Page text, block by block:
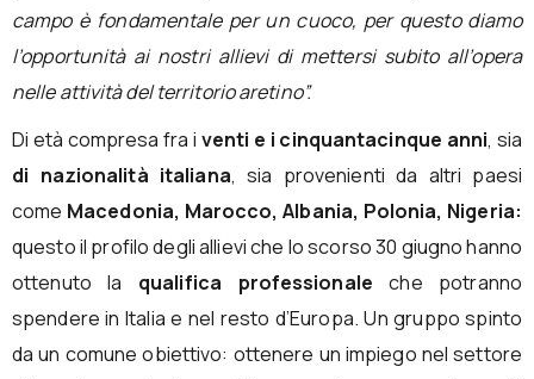
campo è fondamentale per un cuoco, per questo diamo
l’opportunità ai nostri allievi di mettersi subito all’opera
nelle attività del territorio aretino”.
Di età compresa fra i venti e i cinquantacinque anni, sia
di nazionalità italiana, sia provenienti da altri paesi
come Macedonia, Marocco, Albania, Polonia, Nigeria:
questo il profilo degli allievi che lo scorso 30 giugno hanno
ottenuto la qualifica professionale che potranno
spendere in Italia e nel resto d’Europa. Un gruppo spinto
da un comune obiettivo: ottenere un impiego nel settore